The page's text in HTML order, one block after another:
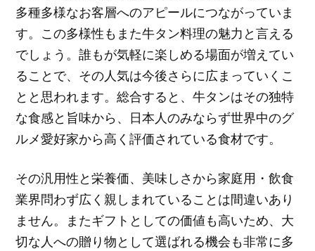
多種多様なお客層へのアピールにつながっていま
す。この多様性もまた牛タン料理の魅力と言える
でしょう。誰もが気軽に楽しめる場面が増えてい
ることで、その人気は今後さらに広まっていくこ
とと思われます。総合すると、牛タンはその独特
な食感と旨味から、日本人のみならず世界中のグ
ルメ愛好家から高く評価されている食材です。
その汎用性と栄養価、美味しさから家庭用・飲食
業界問わず広く親しまれていることは間違いあり
ません。またギフトとしての価値も高いため、大
切な人への贈り物として選ばれる機会も非常に多